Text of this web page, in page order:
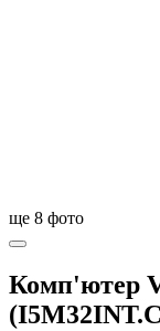
ще 8 фото
Комп'ютер